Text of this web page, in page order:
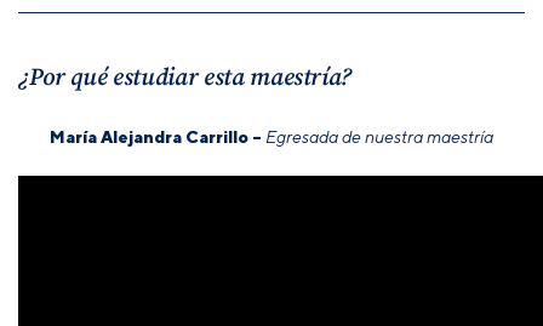
¿Por qué estudiar esta maestría?
María Alejandra Carrillo – Egresada de nuestra maestría